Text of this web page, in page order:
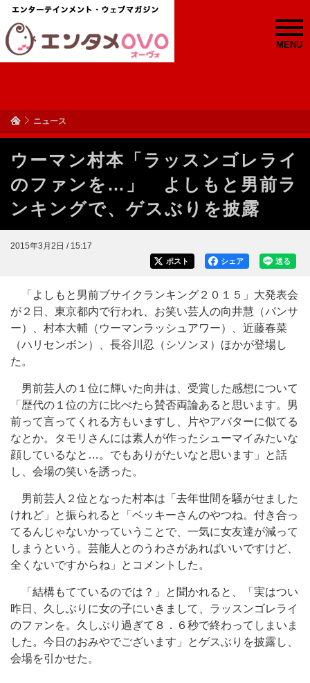
MENU
ニュース
ウーマン村本「ラッスンゴレライ
のファンを…」 よしもと男前ラ
ンキングで、ゲスぶりを披露
2015年3月2日 / 15:17
送る
シェア
ポスト
「よしもと男前ブサイクランキング２０１５」大発表会
が２日、東京都内で行われ、お笑い芸人の向井慧（パンサ
ー）、村本大輔（ウーマンラッシュアワー）、近藤春菜
（ハリセンボン）、長谷川忍（シソンヌ）ほかが登場し
た。
男前芸人の１位に輝いた向井は、受賞した感想について
「歴代の１位の方に比べたら賛否両論あると思います。男
前って言ってくれる方もいますし、片やアバターに似てる
なとか。タモリさんには素人が作ったシューマイみたいな
顔しているなと…。でもありがたいなと思います」と話
し、会場の笑いを誘った。
男前芸人２位となった村本は「去年世間を騒がせました
けれど」と振られると「ベッキーさんのやつね。付き合っ
てるんじゃないかっていうことで、一気に女友達が減って
しまうという。芸能人とのうわさがあればいいですけど、
全くないですからね」とコメントした。
「結構もてているのでは？」と聞かれると、「実はつい
昨日、久しぶりに女の子にいきまして、ラッスンゴレライ
のファンを。久しぶり過ぎて８．６秒で終わってしまいま
した。今日のおみやでございます」とゲスぶりを披露し、
会場を引かせた。